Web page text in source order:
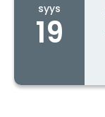
syys
19